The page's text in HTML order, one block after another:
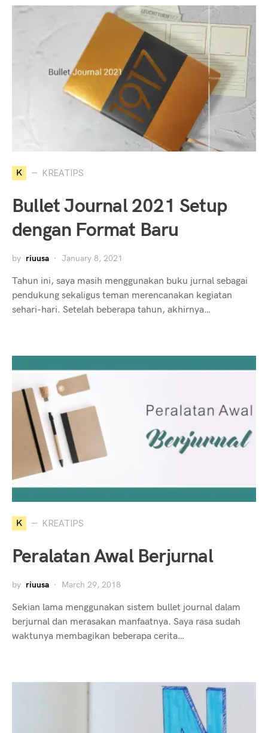
K KREATIPS
Bullet Journal 2021 Setup
dengan Format Baru
by riuusa January 8, 2021
Tahun ini, saya masih menggunakan buku jurnal sebagai
pendukung sekaligus teman merencanakan kegiatan
sehari-hari. Setelah beberapa tahun, akhirnya…
K KREATIPS
Peralatan Awal Berjurnal
by riuusa March 29, 2018
Sekian lama menggunakan sistem bullet journal dalam
berjurnal dan merasakan manfaatnya. Saya rasa sudah
waktunya membagikan beberapa cerita…